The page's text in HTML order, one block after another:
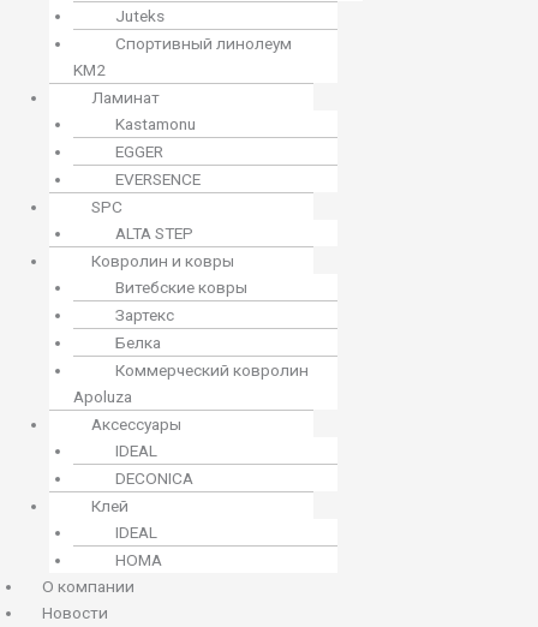
Juteks
Спортивный линолеум
KM2
Ламинат
Kastamonu
EGGER
EVERSENCE
SPC
ALTA STEP
Ковролин и ковры
Витебские ковры
Зартекс
Белка
Коммерческий ковролин
Apoluza
Аксессуары
IDEAL
DECONICA
Клей
IDEAL
HOMA
О компании
Новости